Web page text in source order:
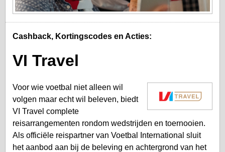
Cashback, Kortingscodes en Acties:
VI Travel
Voor wie voetbal niet alleen wil
volgen maar echt wil beleven, biedt
VI Travel complete
reisarrangementen rondom wedstrijden en toernooien.
Als officiële reispartner van Voetbal International sluit
het aanbod aan bij de beleving en achtergrond van het